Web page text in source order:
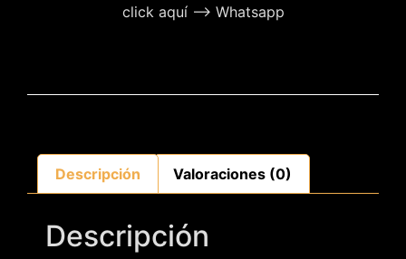
click aquí –> Whatsapp
Descripción Valoraciones (0)
Descripción